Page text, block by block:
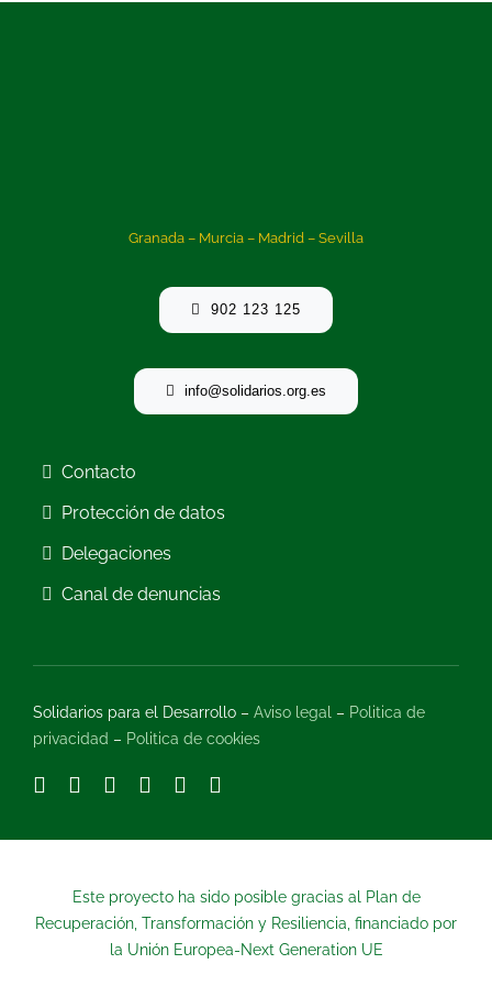
Granada – Murcia – Madrid – Sevilla
902 123 125
info@solidarios.org.es
Contacto
Protección de datos
Delegaciones
Canal de denuncias
Solidarios para el Desarrollo – Aviso legal – Politica de
privacidad – Politica de cookies
Este proyecto ha sido posible gracias al Plan de
Recuperación, Transformación y Resiliencia, financiado por
la Unión Europea-Next Generation UE